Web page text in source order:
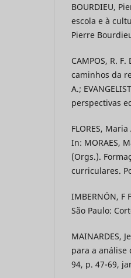
BOURDIEU,
escola e à
Pierre
CAMPOS, R.
caminhos da
A.;
perspectivas
FLORES,
In: MORAES,
(Orgs.).
curriculares.
IMBERNÓN,
São Paulo:
MAINARDES,
para a análise
94, p. 47-69,